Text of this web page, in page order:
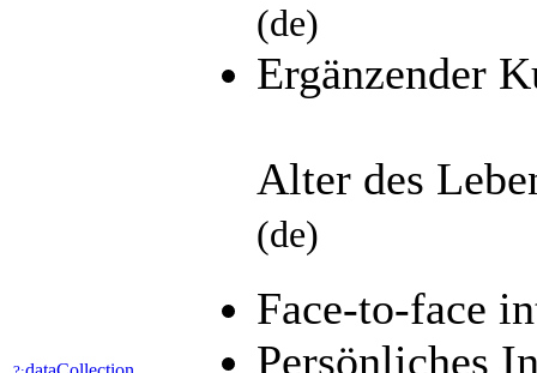
(de)
Ergänzender
Alter des
(de)
Face-to-face
Persönliches